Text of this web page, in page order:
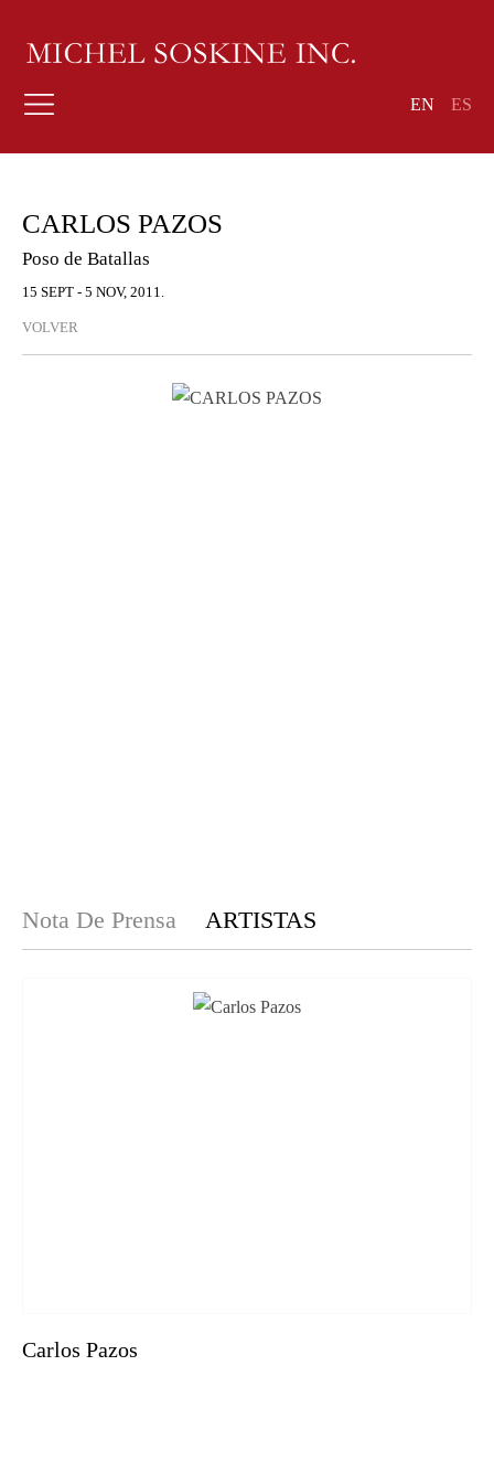
EN ES
CARLOS PAZOS
Poso de Batallas
15 SEPT - 5 NOV, 2011.
VOLVER
Nota De Prensa ARTISTAS
Carlos Pazos